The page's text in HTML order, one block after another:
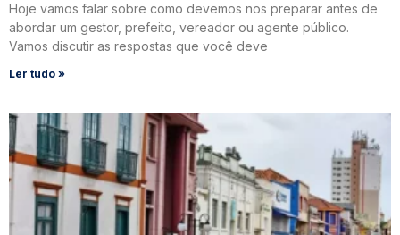
Hoje vamos falar sobre como devemos nos preparar antes de
abordar um gestor, prefeito, vereador ou agente público.
Vamos discutir as respostas que você deve
Ler tudo »